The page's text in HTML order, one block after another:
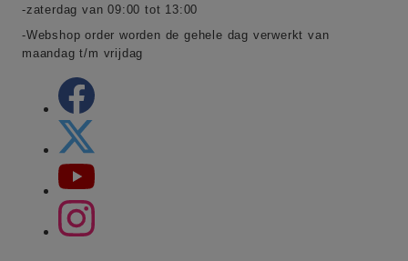
-zaterdag van 09:00 tot 13:00
-Webshop order worden de gehele dag verwerkt van
maandag t/m vrijdag